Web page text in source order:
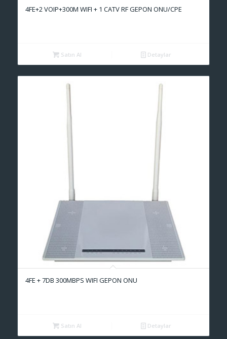
4FE+2 VOIP+300M WIFI + 1 CATV RF GEPON ONU/CPE
Satın Al Detaylar
4FE + 7DB 300MBPS WIFI GEPON ONU
Satın Al Detaylar